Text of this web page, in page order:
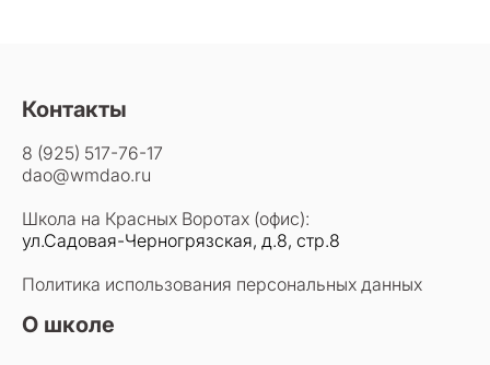
Контакты
8 (925) 517-76-17
dao@wmdao.ru
Школа на Красных Воротах (офис):
ул.Садовая-Черногрязская, д.8, стр.8
Политика использования персональных данных
О школе